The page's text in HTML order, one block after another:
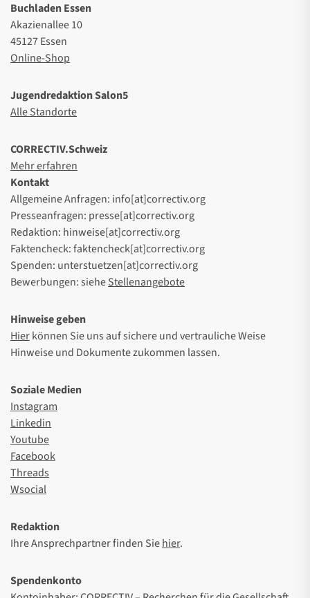
Buchladen Essen
Akazienallee 10
45127 Essen
Online-Shop
Jugendredaktion Salon5
Alle Standorte
CORRECTIV.Schweiz
Mehr erfahren
Kontakt
Allgemeine Anfragen: info[at]correctiv.org
Presseanfragen: presse[at]correctiv.org
Redaktion: hinweise[at]correctiv.org
Faktencheck: faktencheck[at]correctiv.org
Spenden: unterstuetzen[at]correctiv.org
Bewerbungen: sieheStellenangebote
Hinweise geben
Hierkönnen Sie uns auf sichere und vertrauliche Weise
Hinweise und Dokumente zukommen lassen.
Soziale Medien
Instagram
Linkedin
Youtube
Facebook
Threads
Wsocial
Redaktion
Ihre Ansprechpartner finden Siehier.
Spendenkonto